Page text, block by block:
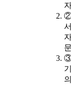
②
③